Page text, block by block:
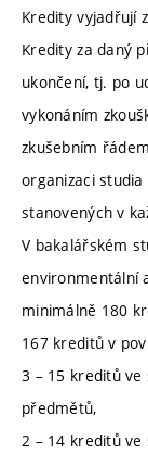
Kredity vyjadřují
Kredity za daný
ukončení, tj. po
vykonáním
zkušebním
organizaci studia
stanovených v
V bakalářském
environmentální
minimálně 180
167 kreditů v
3 – 15 kreditů ve
předmětů,
2 – 14 kreditů ve